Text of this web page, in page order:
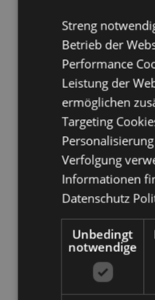
Produkttressourcen:
Möchten Sie mehr
erfahren?Dann
Produktattribute
Information
Höhe
30
0.223000
Keine
Streng
Betrieb der
Performance
Leistung der
ermöglichen
Targeting
Verfolgung
Informationen
Datenschutz
Unbedingt
notwendige